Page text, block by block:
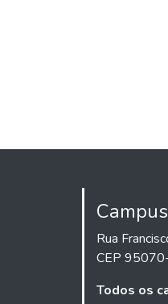
Rua
CEP
Todos os